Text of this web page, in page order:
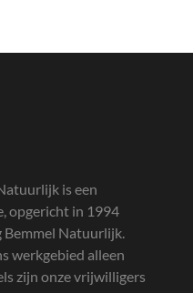
is een
opgericht in 1994
Bemmel Natuurlijk.
werkgebied alleen
zijn onze vrijwilligers